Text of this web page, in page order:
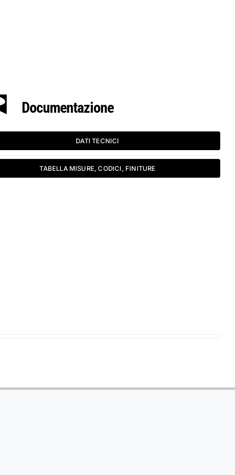
Documentazione
DATI TECNICI
TABELLA MISURE, CODICI, FINITURE